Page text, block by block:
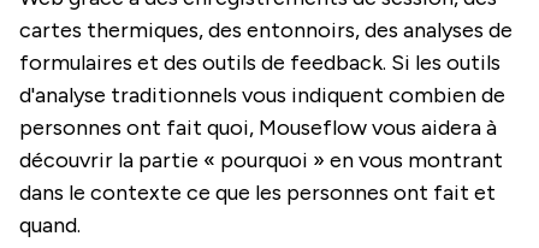
cartes thermiques, des entonnoirs, des analyses de
formulaires et des outils de feedback. Si les outils
d'analyse traditionnels vous indiquent combien de
personnes ont fait quoi, Mouseflow vous aidera à
découvrir la partie « pourquoi » en vous montrant
dans le contexte ce que les personnes ont fait et
quand.